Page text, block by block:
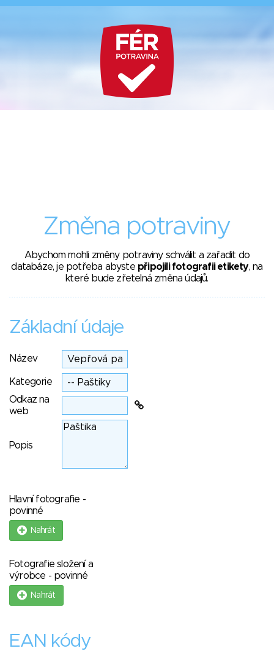
Změna potraviny
Abychom mohli změny potraviny schválit a zařadit do
databáze, je potřeba abyste připojili fotografii etikety, na
které bude zřetelná změna údajů.
Základní údaje
Název
Kategorie
Odkaz na
web
Popis
Hlavní fotografie -
povinné
Nahrát
Fotografie složení a
výrobce - povinné
Nahrát
EAN kódy